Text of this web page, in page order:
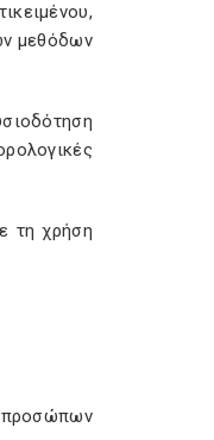
μεθόδων
τη χρήση
προσώπων